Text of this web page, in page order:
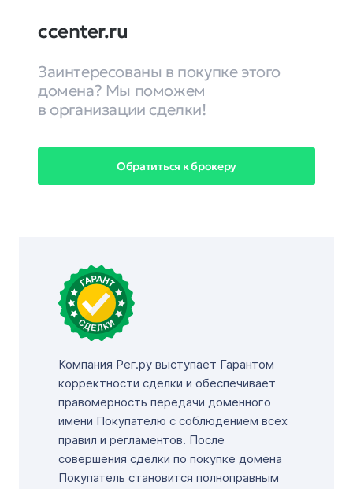
ccenter.ru
Заинтересованы в покупке этого
домена? Мы поможем
в организации сделки!
Обратиться к брокеру
Компания Рег.ру выступает Гарантом
корректности сделки и обеспечивает
правомерность передачи доменного
имени Покупателю с соблюдением всех
правил и регламентов. После
совершения сделки по покупке домена
Покупатель становится полноправным